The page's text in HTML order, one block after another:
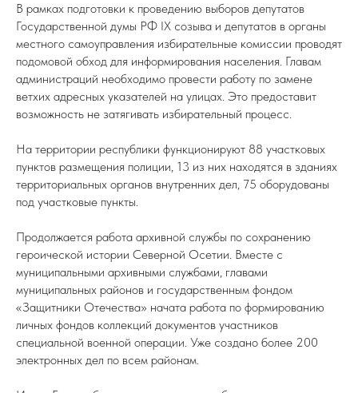
В рамках подготовки к проведению выборов депутатов
Государственной думы РФ IX созыва и депутатов в органы
местного самоуправления избирательные комиссии проводят
подомовой обход для информирования населения. Главам
администраций необходимо провести работу по замене
ветхих адресных указателей на улицах. Это предоставит
возможность не затягивать избирательный процесс.
На территории республики функционируют 88 участковых
пунктов размещения полиции, 13 из них находятся в зданиях
территориальных органов внутренних дел, 75 оборудованы
под участковые пункты.
Продолжается работа архивной службы по сохранению
героической истории Северной Осетии. Вместе с
муниципальными архивными службами, главами
муниципальных районов и государственным фондом
«Защитники Отечества» начата работа по формированию
личных фондов коллекций документов участников
специальной военной операции. Уже создано более 200
электронных дел по всем районам.